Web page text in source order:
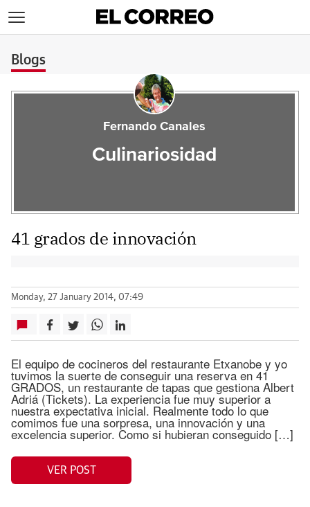
Blogs
Fernando Canales
Culinariosidad
41 grados de innovación
Monday, 27 January 2014, 07:49
El equipo de cocineros del restaurante Etxanobe y yo
tuvimos la suerte de conseguir una reserva en 41
GRADOS, un restaurante de tapas que gestiona Albert
Adriá (Tickets). La experiencia fue muy superior a
nuestra expectativa inicial. Realmente todo lo que
comimos fue una sorpresa, una innovación y una
excelencia superior. Como si hubieran conseguido […]
VER POST